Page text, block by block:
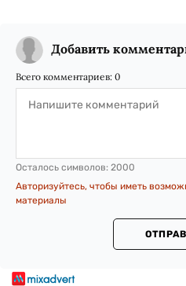
Добавить
Всего комментариев: 0
Осталось символов: 2000
Авторизуйтесь, чтобы иметь
материалы